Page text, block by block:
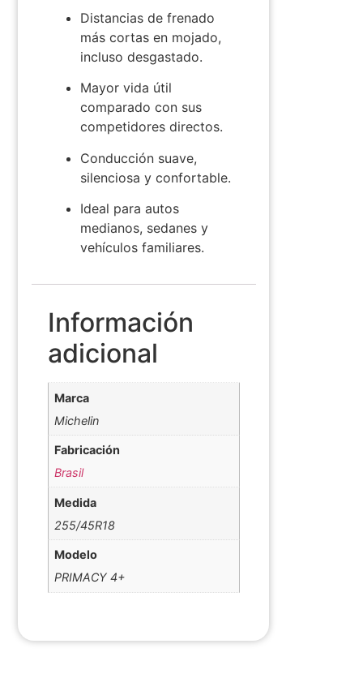
Distancias de frenado
más cortas en mojado,
incluso desgastado.
Mayor vida útil
comparado con sus
competidores directos.
Conducción suave,
silenciosa y confortable.
Ideal para autos
medianos, sedanes y
vehículos familiares.
Información
adicional
Marca
Michelin
Fabricación
Brasil
Medida
255/45R18
Modelo
PRIMACY 4+